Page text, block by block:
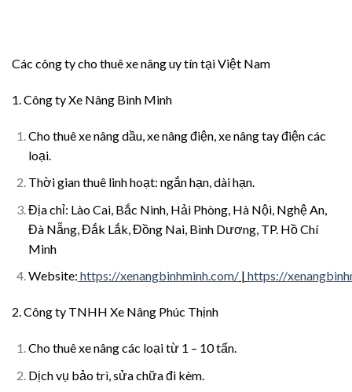
Các công ty cho thuê xe nâng uy tín tại Việt Nam
1. Công ty Xe Nâng Bình Minh
Cho thuê xe nâng dầu, xe nâng điện, xe nâng tay điện các
loại.
Thời gian thuê linh hoạt: ngắn hạn, dài hạn.
Địa chỉ: Lào Cai, Bắc Ninh, Hải Phòng, Hà Nội, Nghệ An,
Đà Nẵng, Đắk Lắk, Đồng Nai, Bình Dương, TP. Hồ Chí
Minh
Website: https://xenangbinhminh.com/| https://
2. Công ty TNHH Xe Nâng Phúc Thịnh
Cho thuê xe nâng các loại từ 1 – 10 tấn.
Dịch vụ bảo trì, sửa chữa đi kèm.